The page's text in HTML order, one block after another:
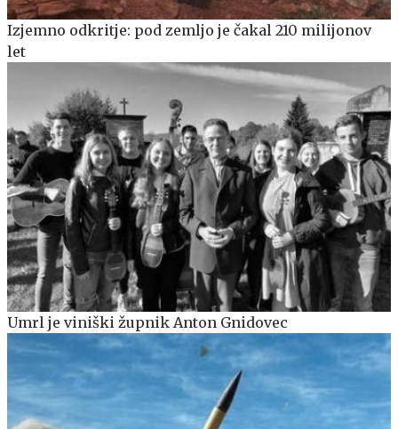
Izjemno odkritje: pod zemljo je čakal 210 milijonov
let
Umrl je viniški župnik Anton Gnidovec